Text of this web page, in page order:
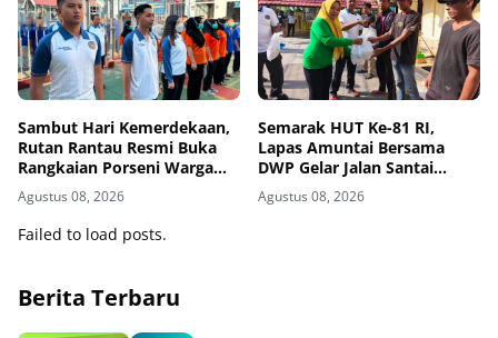
Sambut Hari Kemerdekaan,
Rutan Rantau Resmi Buka
Rangkaian Porseni Warga
Binaan
Agustus 08, 2026
Semarak HUT Ke-81 RI,
Lapas Amuntai Bersama
DWP Gelar Jalan Santai
Hingga Baksos
Agustus 08, 2026
Failed to load posts.
Berita Terbaru